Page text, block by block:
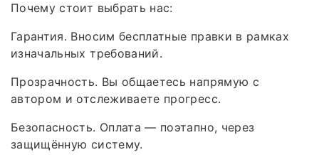
Почему стоит выбрать нас:
Гарантия. Вносим бесплатные правки в рамках
изначальных требований.
Прозрачность. Вы общаетесь напрямую с
автором и отслеживаете прогресс.
Безопасность. Оплата — поэтапно, через
защищённую систему.